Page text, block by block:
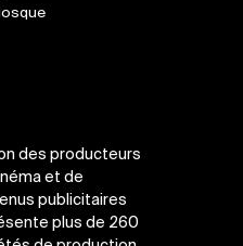
des producteurs
et de
publicitaires
plus de 260